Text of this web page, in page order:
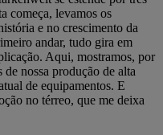
começa, levamos os
e no crescimento da
andar, tudo gira em
Aqui, mostramos, por
nossa produção de alta
de equipamentos. E
no térreo, que me deixa